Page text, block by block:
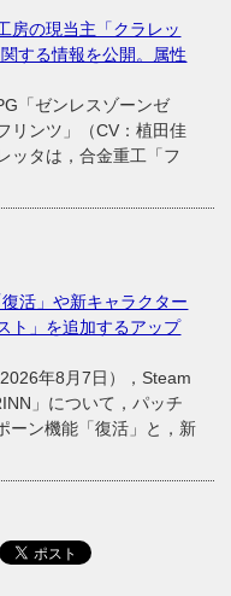
房の現当主「クラレッ
する情報を公開。属性
「ゼンレスゾーンゼ
リンツ」（CV：植田佳
ッタは，合金重工「フ
活」や新キャラクター
ト」を追加するアップ
年8月7日），Steam
」について，パッチ
ーン機能「復活」と，新